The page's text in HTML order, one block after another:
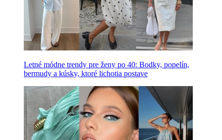
Letné módne trendy pre ženy po 40: Bodky, popelín,
bermudy a kúsky, ktoré lichotia postave